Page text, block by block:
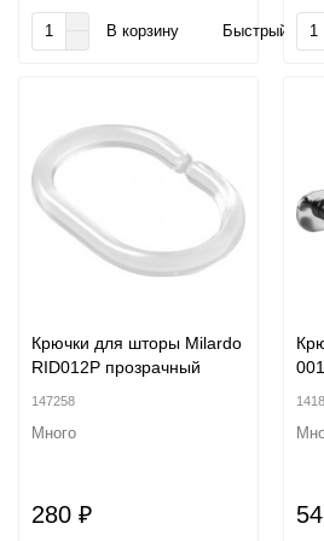
В корзину Быстрый заказ
Крючки для шторы Milardo
RID012P прозрачный
147258
Много
280 ₽